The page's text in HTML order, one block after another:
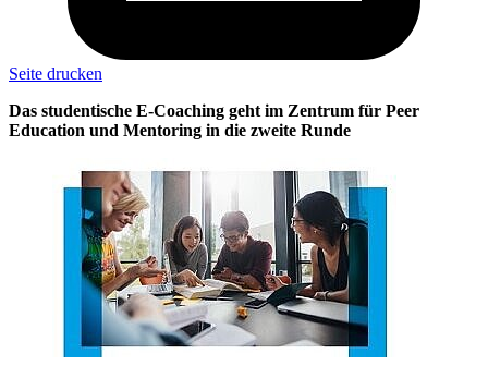
Seite drucken
Das studentische E-Coaching geht im Zentrum für Peer
Education und Mentoring in die zweite Runde